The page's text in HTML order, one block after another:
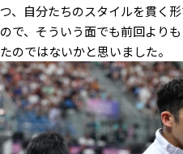
つ、自分たちのスタイルを貫く
ので、そういう面でも前回より
たのではないかと思いました。